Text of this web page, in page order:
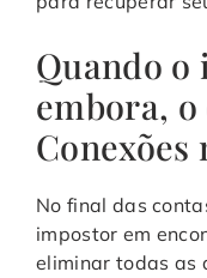
Quando o
embora, o
Conexões
No final das
impostor em
eliminar todas as